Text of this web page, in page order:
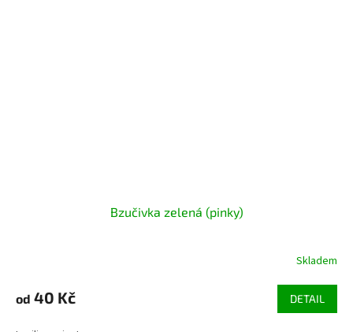
Bzučivka zelená (pinky)
produktu
je
Skladem
od 40 Kč DETAIL